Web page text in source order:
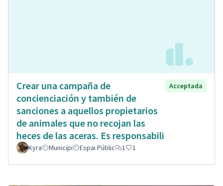
Crear una campaña de
concienciación y también de
sanciones a aquellos propietarios
de animales que no recojan las
heces de las aceras. Es responsabili
Acceptada
Kyra Municipi Espai Públic 1 1